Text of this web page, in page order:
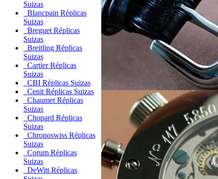
Suizas
Blancpain Réplicas
Suizas
Breguet Réplicas
Suizas
Breitling Réplicas
Suizas
Cartier Réplicas
Suizas
CBI Réplicas Suizas
Cenit Réplicas Suizas
Chaumet Réplicas
Suizas
Chopard Réplicas
Suizas
Chronoswiss Réplicas
Suizas
Corum Réplicas
Suizas
DeWitt Réplicas